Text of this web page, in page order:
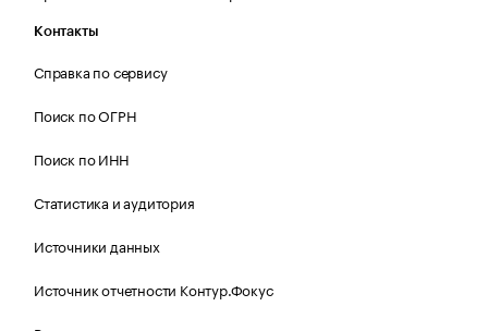
Контакты
Справка по сервису
Поиск по ОГРН
Поиск по ИНН
Статистика и аудитория
Источники данных
Источник отчетности Контур.Фокус